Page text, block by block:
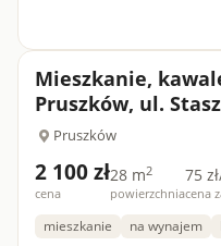
Mieszkanie,
Pruszków, ul.
Pruszków
2 100 zł
cena
28 m2
powierzchnia
75
cena
mieszkanie na wynajem